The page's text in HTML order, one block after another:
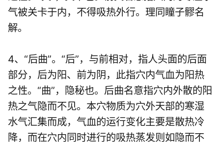
气被关卡于内，不得吸热外行。理同瞳子髎名
解。
4、“后曲”。“后”，与前相对，指人头面的后面
部分，后为阳、前为阴，此指穴内气血为阳热
之性。“曲”，隐秘也。后曲名意指穴内外散的阳
热之气隐而不见。本穴物质为穴外天部的寒湿
水气汇集而成，气血的运行变化主要是散热冷
降，而在穴内同时进行的吸热蒸发则如隐而不